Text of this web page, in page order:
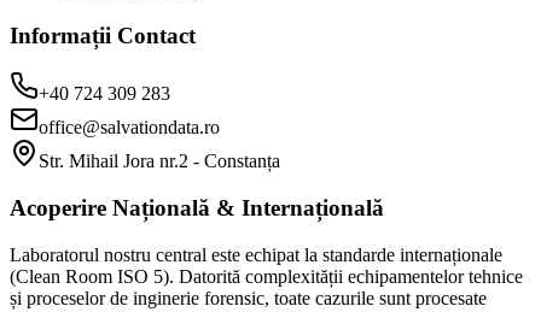
Informații Contact
+40 724 309 283
office@salvationdata.ro
Str. Mihail Jora nr.2 - Constanța
Acoperire Națională & Internațională
Laboratorul nostru central este echipat la standarde internaționale
(Clean Room ISO 5). Datorită complexității echipamentelor tehnice
și proceselor de inginerie forensic, toate cazurile sunt procesate